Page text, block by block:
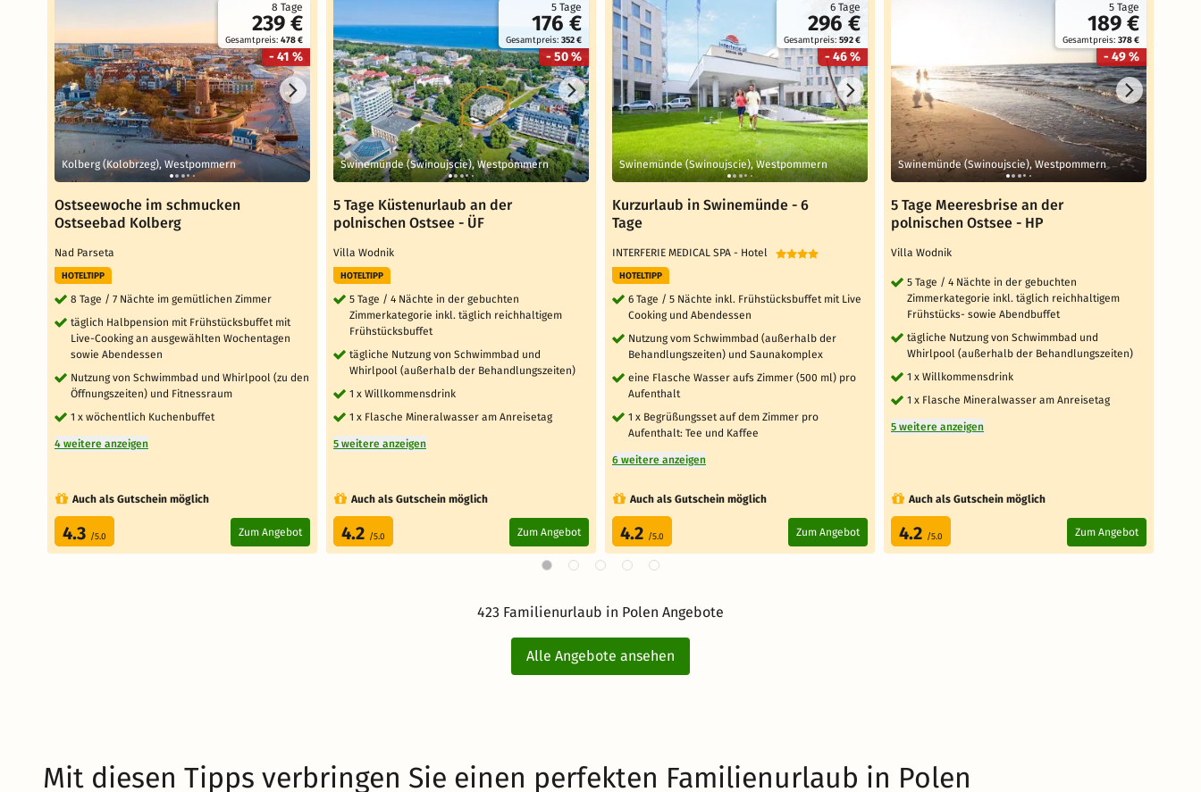
8 Tage
239 €
Gesamtpreis: 478 €
- 41 %
Kolberg (Kolobrzeg), Westpommern
Ostseewoche im schmucken
Ostseebad Kolberg
Nad Parseta
HOTELTIPP
8 Tage / 7 Nächte im gemütlichen Zimmer
täglich Halbpension mit Frühstücksbuffet mit
Live-Cooking an ausgewählten Wochentagen
sowie Abendessen
Nutzung von Schwimmbad und Whirlpool (zu den
Öffnungszeiten) und Fitnessraum
1 x wöchentlich Kuchenbuffet
4 weitere anzeigen
Auch als Gutschein möglich
4.3 /5.0 Zum Angebot
5 Tage
176 €
Gesamtpreis: 352 €
- 50 %
Swinemünde (Swinoujscie), Westpommern
5 Tage Küstenurlaub an der
polnischen Ostsee - ÜF
Villa Wodnik
HOTELTIPP
5 Tage / 4 Nächte in der gebuchten
Zimmerkategorie inkl. täglich reichhaltigem
Frühstücksbuffet
tägliche Nutzung von Schwimmbad und
Whirlpool (außerhalb der Behandlungszeiten)
1 x Willkommensdrink
1 x Flasche Mineralwasser am Anreisetag
5 weitere anzeigen
Auch als Gutschein möglich
4.2 /5.0 Zum Angebot
6 Tage
296 €
Gesamtpreis: 592 €
- 46 %
Swinemünde (Swinoujscie), Westpommern
Kurzurlaub in Swinemünde - 6
Tage
INTERFERIE MEDICAL SPA - Hotel
HOTELTIPP
6 Tage / 5 Nächte inkl. Frühstücksbuffet mit Live
Cooking und Abendessen
Nutzung vom Schwimmbad (außerhalb der
Behandlungszeiten) und Saunakomplex
eine Flasche Wasser aufs Zimmer (500 ml) pro
Aufenthalt
1 x Begrüßungsset auf dem Zimmer pro
Aufenthalt: Tee und Kaffee
6 weitere anzeigen
Auch als Gutschein möglich
4.2 /5.0 Zum Angebot
5 Tage
189 €
Gesamtpreis: 378 €
- 49 %
Swinemünde (Swinoujscie), Westpommern
5 Tage Meeresbrise an der
polnischen Ostsee - HP
Villa Wodnik
5 Tage / 4 Nächte in der gebuchten
Zimmerkategorie inkl. täglich reichhaltigem
Frühstücks- sowie Abendbuffet
tägliche Nutzung von Schwimmbad und
Whirlpool (außerhalb der Behandlungszeiten)
1 x Willkommensdrink
1 x Flasche Mineralwasser am Anreisetag
5 weitere anzeigen
Auch als Gutschein möglich
4.2 /5.0 Zum Angebot
423 Familienurlaub in Polen Angebote
Alle Angebote ansehen
Mit diesen Tipps verbringen Sie einen perfekten Familienurlaub in Polen